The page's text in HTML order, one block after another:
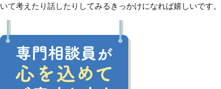
いて考えたり話したりしてみるきっかけになれば嬉しいです。